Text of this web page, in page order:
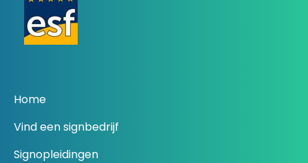
Home
Vind een signbedrijf
Signopleidingen